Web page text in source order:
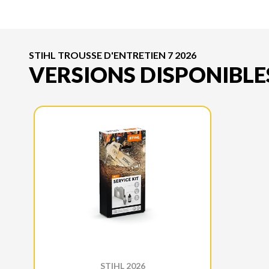
STIHL TROUSSE D'ENTRETIEN 7 2026
VERSIONS
STIHL 2026